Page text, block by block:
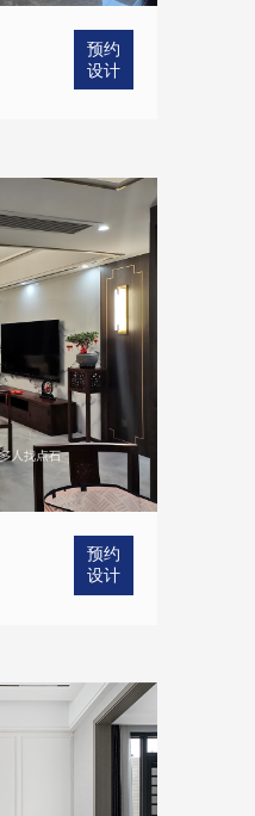
预约
设计
预约
设计